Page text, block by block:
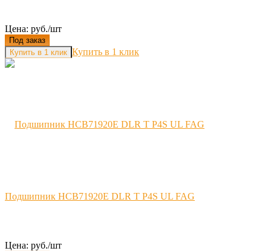
Цена: руб./шт
Под заказ
Купить в 1 клик
Подшипник HCB71920E DLR T P4S UL FAG
Цена: руб./шт